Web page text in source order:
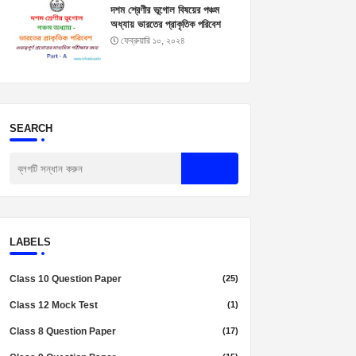
দশম শ্রেণীর ভূগোল বিষয়ের পঞ্চম
অধ্যায় ভারতের প্রাকৃতিক পরিবেশ
প্রশ্নোত্তর। Madhyamik
ফেব্রুয়ারি ১০, ২০২৪
SEARCH
LABELS
Class 10 Question Paper (25)
Class 12 Mock Test (1)
Class 8 Question Paper (17)